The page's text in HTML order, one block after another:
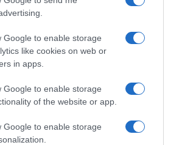
Google to enable storage
like cookies on web or
in apps.
Google to enable storage
of the website or app.
Google to enable storage
Temps de Préparation 20 Minutes
de Cuisson…